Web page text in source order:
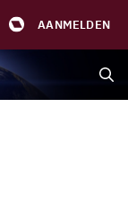
AANMELDEN